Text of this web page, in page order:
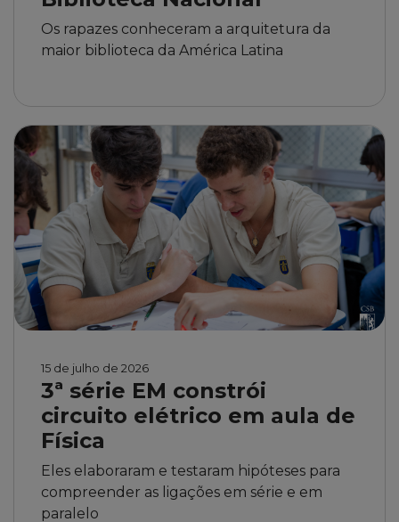
Os rapazes conheceram a arquitetura da
maior biblioteca da América Latina
15 de julho de 2026
3ª série EM constrói
circuito elétrico em aula de
Física
Eles elaboraram e testaram hipóteses para
compreender as ligações em série e em
paralelo